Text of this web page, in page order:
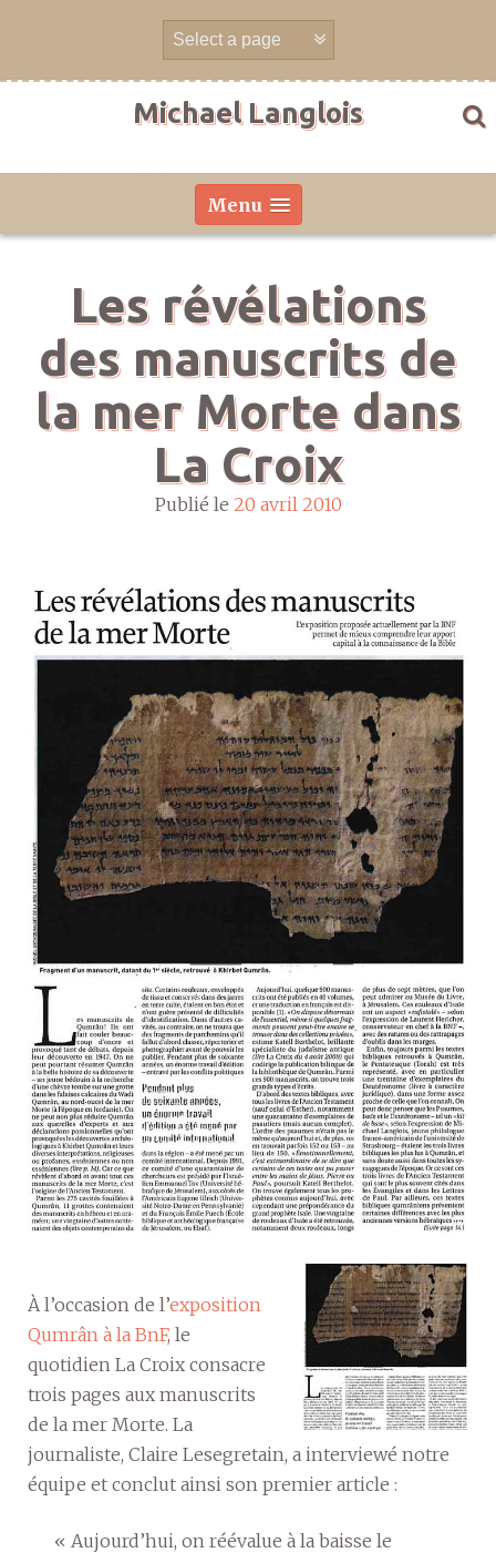
Michael Langlois
Menu
Les révélations
des manuscrits de
la mer Morte dans
La Croix
Publié le 20 avril 2010
À l’occasion de l’exposition
Qumrân à la BnF, le
quotidien La Croix consacre
trois pages aux manuscrits
de la mer Morte. La
journaliste, Claire Lesegretain, a interviewé notre
équipe et conclut ainsi son premier article :
« Aujourd’hui, on réévalue à la baisse le